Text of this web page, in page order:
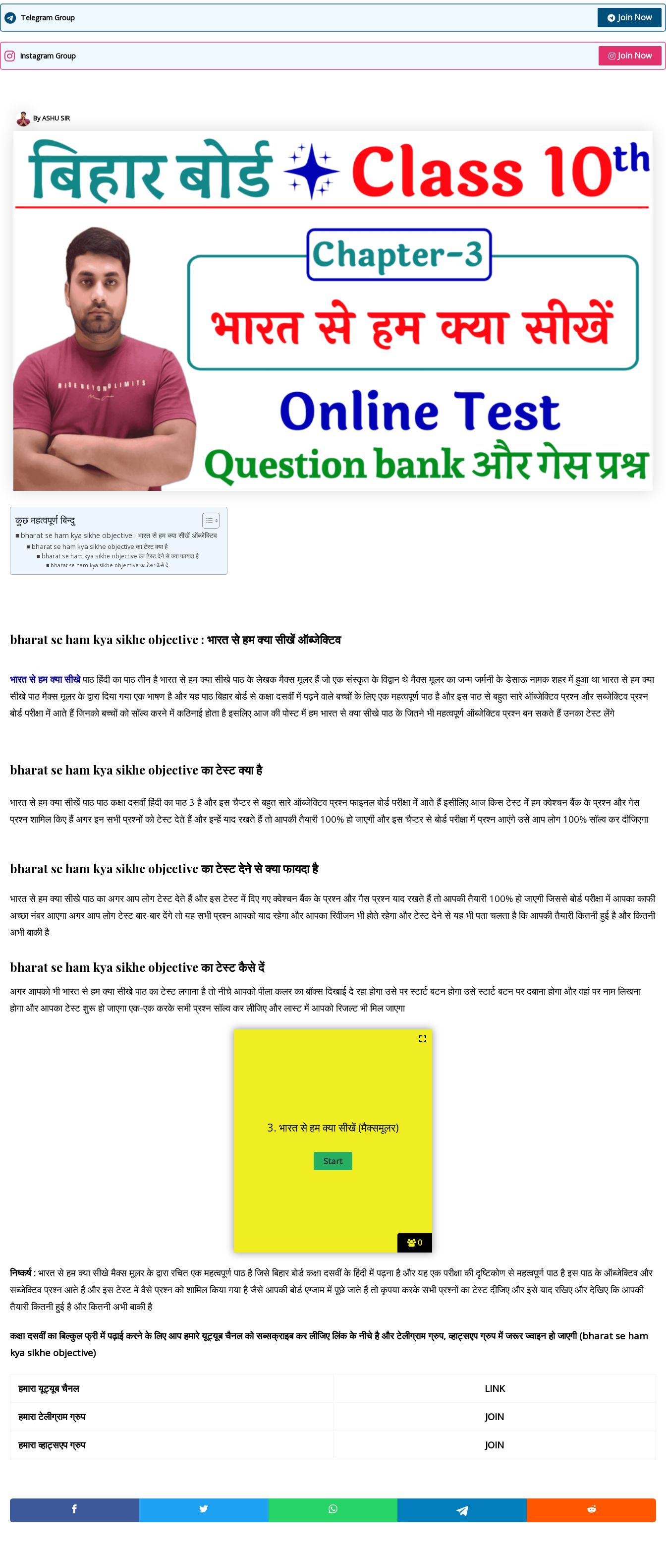
Telegram Group Join Now
Instagram Group Join Now
ByASHU SIR
कुछ महत्वपूर्ण बिन्दु
bharat se ham kya sikhe objective : भारत से हम क्या सीखें ऑब्जेक्टिव
bharat se ham kya sikhe objective का टेस्ट क्या है
bharat se ham kya sikhe objective का टेस्ट देने से क्या फायदा है
bharat se ham kya sikhe objective का टेस्ट कैसे दें
bharat se ham kya sikhe objective : भारत से हम क्या सीखें ऑब्जेक्टिव
भारत से हम क्या सीखेपाठ हिंदी का पाठ तीन है भारत से हम क्या सीखे पाठ के लेखक मैक्स मूलर हैं जो एक संस्कृत के विद्वान थे मैक्स मूलर का जन्म जर्मनी के डेसाऊ नामक शहर में हुआ था भारत से हम क्या
सीखे पाठ मैक्स मूलर के द्वारा दिया गया एक भाषण है और यह पाठ बिहार बोर्ड से कक्षा दसवीं में पढ़ने वाले बच्चों के लिए एक महत्वपूर्ण पाठ है और इस पाठ से बहुत सारे ऑब्जेक्टिव प्रश्न और सब्जेक्टिव प्रश्न
बोर्ड परीक्षा में आते हैं जिनको बच्चों को सॉल्व करने में कठिनाई होता है इसलिए आज की पोस्ट में हम भारत से क्या सीखे पाठ के जितने भी महत्वपूर्ण ऑब्जेक्टिव प्रश्न बन सकते हैं उनका टेस्ट लेंगे
bharat se ham kya sikhe objective का टेस्ट क्या है
भारत से हम क्या सीखें पाठ पाठ कक्षा दसवीं हिंदी का पाठ 3 है और इस चैप्टर से बहुत सारे ऑब्जेक्टिव प्रश्न फाइनल बोर्ड परीक्षा में आते हैं इसीलिए आज किस टेस्ट में हम क्वेश्चन बैंक के प्रश्न और गेस
प्रश्न शामिल किए हैं अगर इन सभी प्रश्नों को टेस्ट देते हैं और इन्हें याद रखते हैं तो आपकी तैयारी 100% हो जाएगी और इस चैप्टर से बोर्ड परीक्षा में प्रश्न आएंगे उसे आप लोग 100% सॉल्व कर दीजिएगा
bharat se ham kya sikhe objective का टेस्ट देने से क्या फायदा है
भारत से हम क्या सीखे पाठ का अगर आप लोग टेस्ट देते हैं और इस टेस्ट में दिए गए क्वेश्चन बैंक के प्रश्न और गैस प्रश्न याद रखते हैं तो आपकी तैयारी 100% हो जाएगी जिससे बोर्ड परीक्षा में आपका काफी
अच्छा नंबर आएगा अगर आप लोग टेस्ट बार-बार देंगे तो यह सभी प्रश्न आपको याद रहेगा और आपका रिवीजन भी होते रहेगा और टेस्ट देने से यह भी पता चलता है कि आपकी तैयारी कितनी हुई है और कितनी
अभी बाकी है
bharat se ham kya sikhe objective का टेस्ट कैसे दें
अगर आपको भी भारत से हम क्या सीखे पाठ का टेस्ट लगाना है तो नीचे आपको पीला कलर का बॉक्स दिखाई दे रहा होगा उसे पर स्टार्ट बटन होगा उसे स्टार्ट बटन पर दबाना होगा और वहां पर नाम लिखना
होगा और आपका टेस्ट शुरू हो जाएगा एक-एक करके सभी प्रश्न सॉल्व कर लीजिए और लास्ट में आपको रिजल्ट भी मिल जाएगा
0
3. भारत से हम क्या सीखें (मैक्समूलर)
निष्कर्ष : भारत से हम क्या सीखे मैक्स मूलर के द्वारा रचित एक महत्वपूर्ण पाठ है जिसे बिहार बोर्ड कक्षा दसवीं के हिंदी में पढ़ना है और यह एक परीक्षा की दृष्टिकोण से महत्वपूर्ण पाठ है इस पाठ के ऑब्जेक्टिव और
सब्जेक्टिव प्रश्न आते हैं और इस टेस्ट में वैसे प्रश्न को शामिल किया गया है जैसे आपकी बोर्ड एग्जाम में पूछे जाते हैं तो कृपया करके सभी प्रश्नों का टेस्ट दीजिए और इसे याद रखिए और देखिए कि आपकी
तैयारी कितनी हुई है और कितनी अभी बाकी है
कक्षा दसवीं का बिल्कुल फ्री में पढ़ाई करने के लिए आप हमारे यूट्यूब चैनल को सब्सक्राइब कर लीजिए लिंक के नीचे है और टेलीग्राम ग्रुप, व्हाट्सएप ग्रुप में जरूर ज्वाइन हो जाएगी (bharat se ham
kya sikhe objective)
हमारा यूट्यूब चैनल LINK
हमारा टेलीग्राम ग्रुप JOIN
हमारा व्हाट्सएप ग्रुप JOIN